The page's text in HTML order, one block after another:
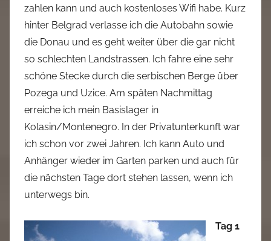
zahlen kann und auch kostenloses Wifi habe. Kurz
hinter Belgrad verlasse ich die Autobahn sowie
die Donau und es geht weiter über die gar nicht
so schlechten Landstrassen. Ich fahre eine sehr
schöne Stecke durch die serbischen Berge über
Pozega und Uzice. Am späten Nachmittag
erreiche ich mein Basislager in
Kolasin/Montenegro. In der Privatunterkunft war
ich schon vor zwei Jahren. Ich kann Auto und
Anhänger wieder im Garten parken und auch für
die nächsten Tage dort stehen lassen, wenn ich
unterwegs bin.
Tag 1